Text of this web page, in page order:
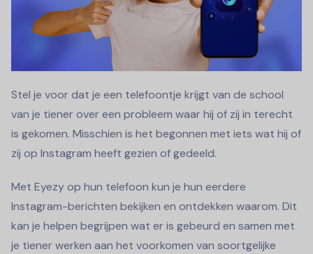
Stel je voor dat je een telefoontje krijgt van de school
van je tiener over een probleem waar hij of zij in terecht
is gekomen. Misschien is het begonnen met iets wat hij of
zij op Instagram heeft gezien of gedeeld.
Met Eyezy op hun telefoon kun je hun eerdere
Instagram-berichten bekijken en ontdekken waarom. Dit
kan je helpen begrijpen wat er is gebeurd en samen met
je tiener werken aan het voorkomen van soortgelijke